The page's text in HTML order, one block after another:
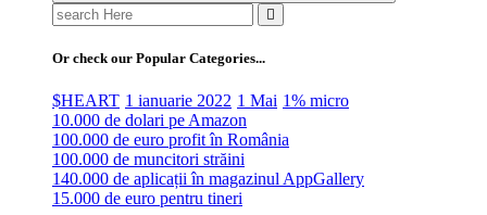
Search
for:
Or check our Popular Categories...
$HEART 1 ianuarie 2022 1 Mai 1% micro
10.000 de dolari pe Amazon
100.000 de euro profit în România
100.000 de muncitori străini
140.000 de aplicații în magazinul AppGallery
15.000 de euro pentru tineri